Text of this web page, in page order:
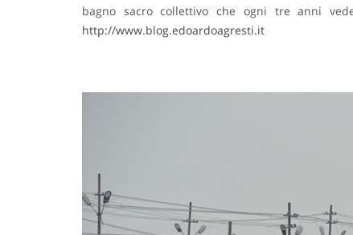
bagno sacro collettivo che ogni tre anni
http://www.blog.edoardoagresti.it